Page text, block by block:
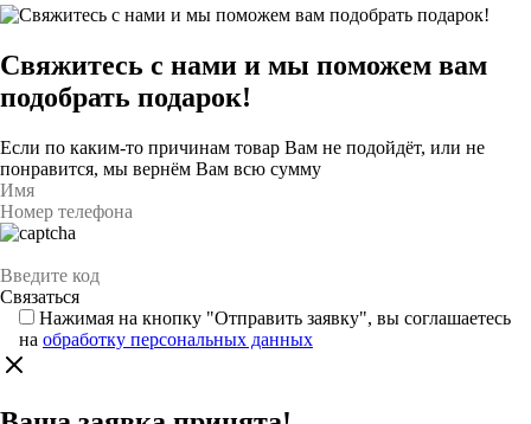
Свяжитесь с нами и мы поможем вам
подобрать подарок!
Если по каким-то причинам товар Вам не подойдёт, или не
понравится, мы вернём Вам всю сумму
Нажимая на кнопку "Отправить заявку", вы соглашаетесь
на обработку персональных данных